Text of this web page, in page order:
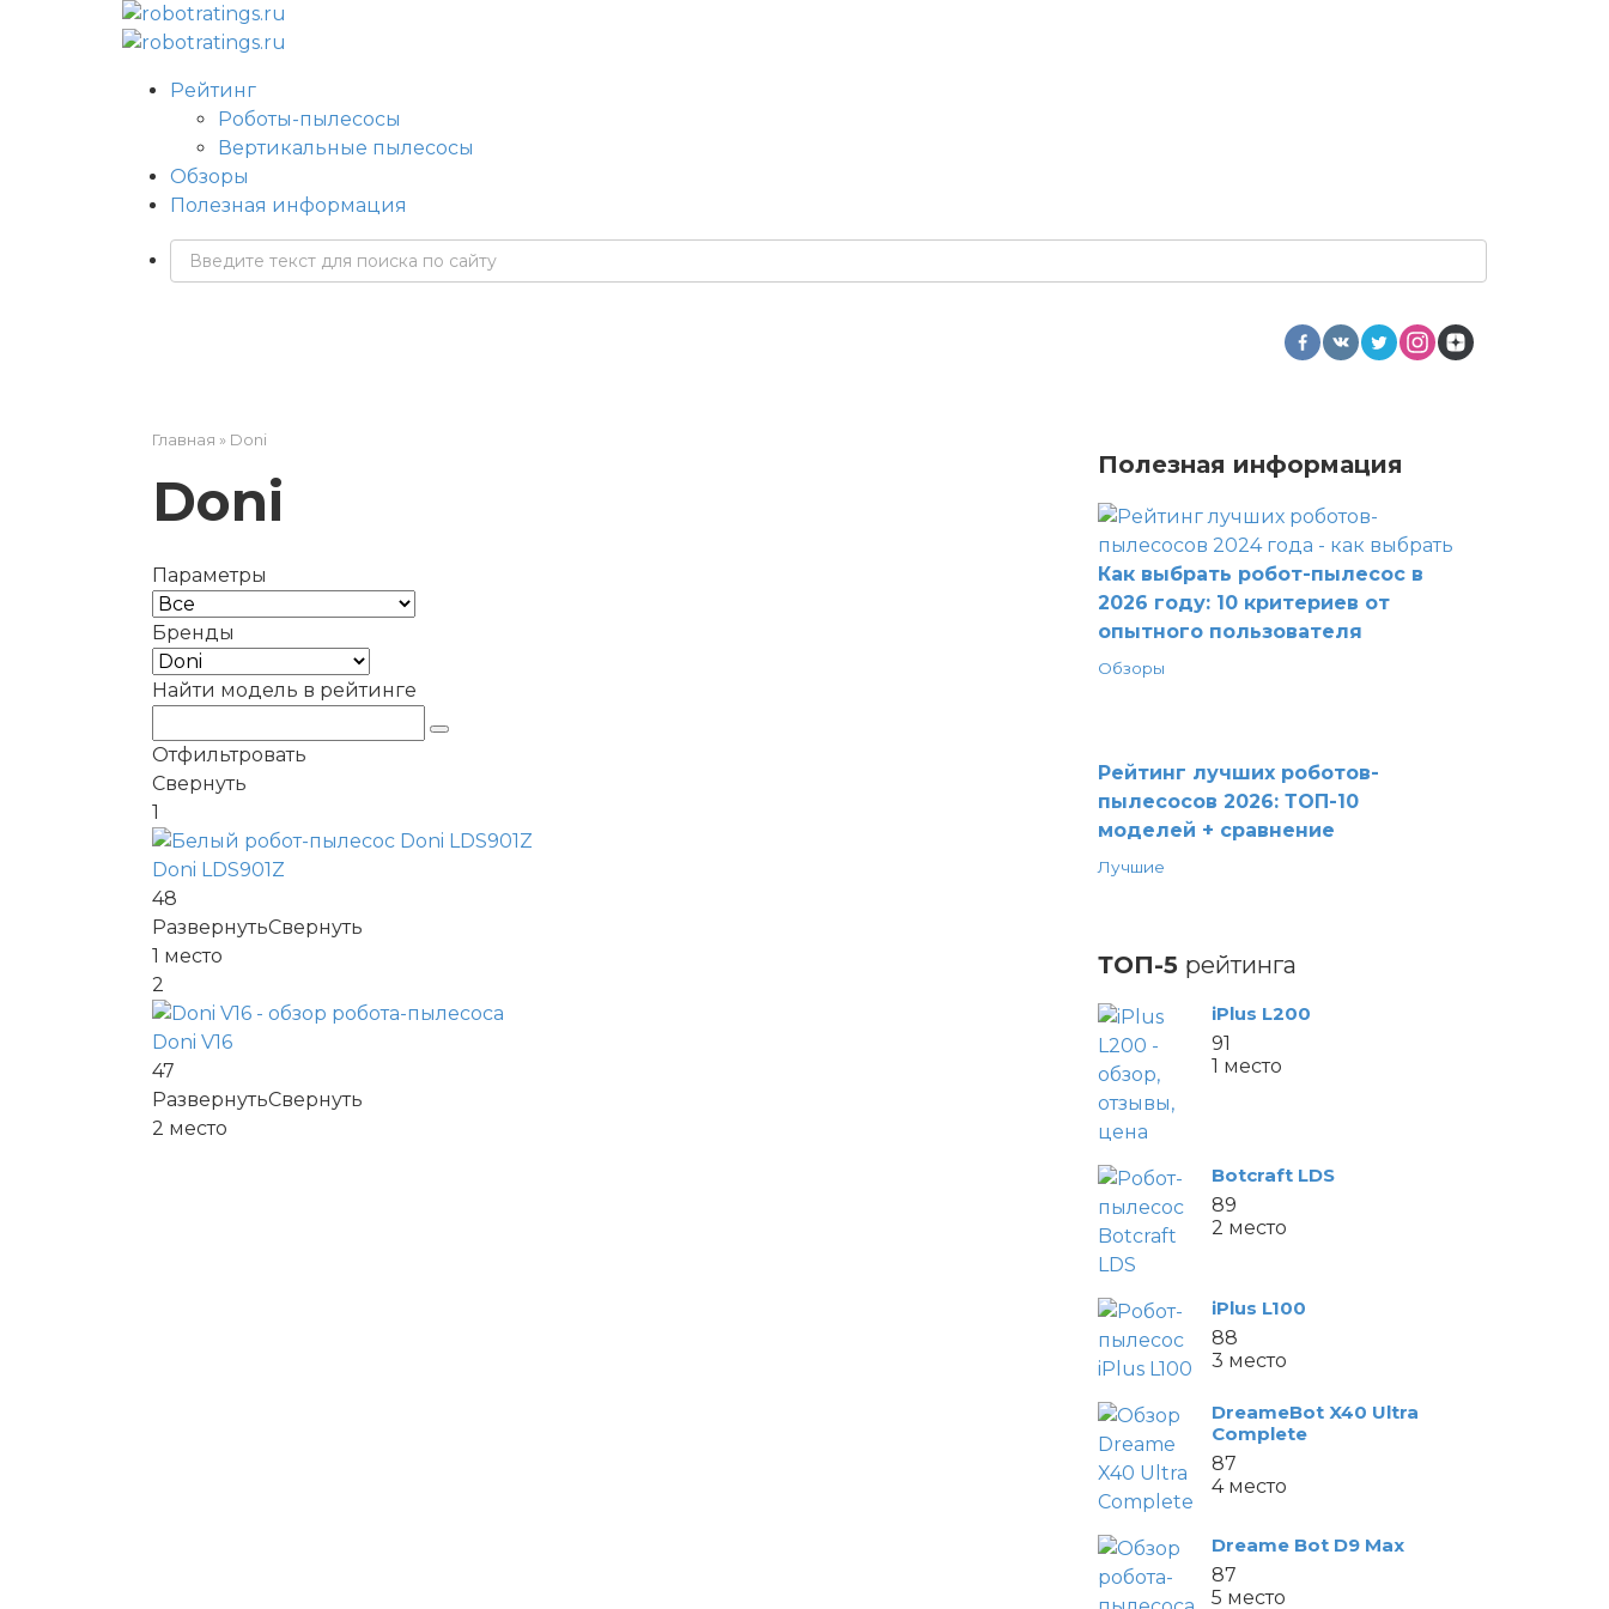
Рейтинг
Роботы-пылесосы
Вертикальные пылесосы
Обзоры
Полезная информация
Поиск:
Главная » Doni
Doni
Параметры
Бренды
Найти модель в рейтинге
Отфильтровать
Свернуть
1
Doni LDS901Z
48
РазвернутьСвернуть
1 место
2
Doni V16
47
РазвернутьСвернуть
2 место
Полезная информация
Как выбрать робот-пылесос в
2026 году: 10 критериев от
опытного пользователя
Обзоры
Рейтинг лучших роботов-
пылесосов 2026: ТОП-10
моделей + сравнение
Лучшие
ТОП-5 рейтинга
iPlus L200
91
1 место
Botcraft LDS
89
2 место
iPlus L100
88
3 место
DreameBot X40 Ultra
Complete
87
4 место
Dreame Bot D9 Max
87
5 место